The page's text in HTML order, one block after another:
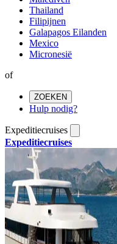
Thailand
Filipijnen
Galapagos Eilanden
Mexico
Micronesië
of
ZOEKEN
Hulp nodig?
Expeditiecruises
Expeditiecruises